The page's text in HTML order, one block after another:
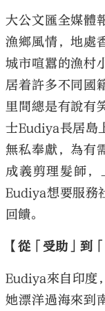
大公文匯全媒體
漁鄉風情，地處
城市喧囂的漁村
居着許多不同國
里間總是有說有
士Eudiya長居島
無私奉獻，為有
成義剪理髮師
Eudiya想要服務
回饋。
【從「受助」到
Eudiya來自印度
她漂洋過海來到